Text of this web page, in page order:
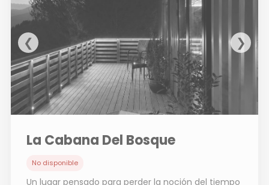
❮ ❯
La Cabana Del Bosque
No disponible
Un lugar pensado para perder la noción del tiempo